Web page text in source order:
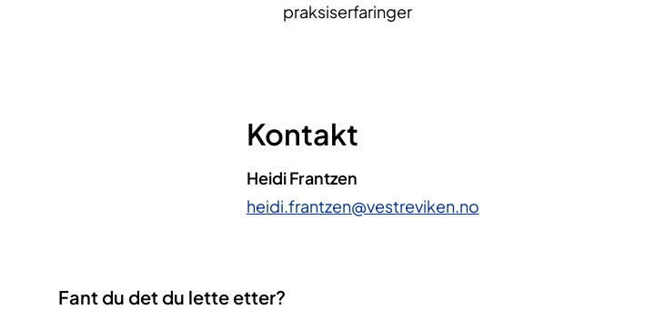
praksiserfaringer
Kontakt
Heidi Frantzen
heidi.frantzen@vestreviken.no
Fant du det du lette etter?